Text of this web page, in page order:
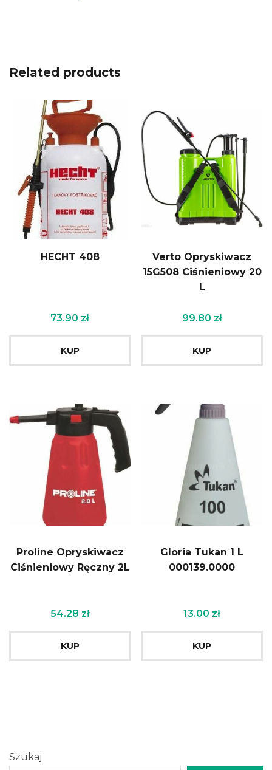
Related products
HECHT 408
73.90 zł
KUP
Verto Opryskiwacz
15G508 Ciśnieniowy 20
L
99.80 zł
KUP
Proline Opryskiwacz
Ciśnieniowy Ręczny 2L
54.28 zł
KUP
Gloria Tukan 1 L
000139.0000
13.00 zł
KUP
Szukaj